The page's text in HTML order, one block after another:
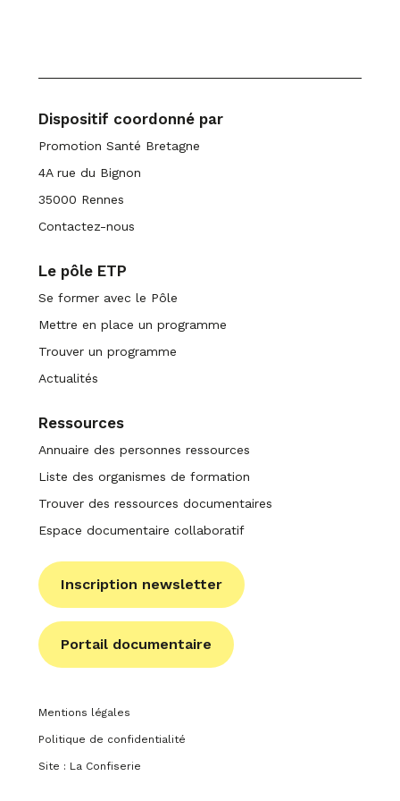
Dispositif coordonné par
Promotion Santé Bretagne
4A rue du Bignon
35000 Rennes
Contactez-nous
Le pôle ETP
Se former avec le Pôle
Mettre en place un programme
Trouver un programme
Actualités
Ressources
Annuaire des personnes ressources
Liste des organismes de formation
Trouver des ressources documentaires
Espace documentaire collaboratif
Inscription newsletter
Portail documentaire
Mentions légales
Politique de confidentialité
Site : La Confiserie